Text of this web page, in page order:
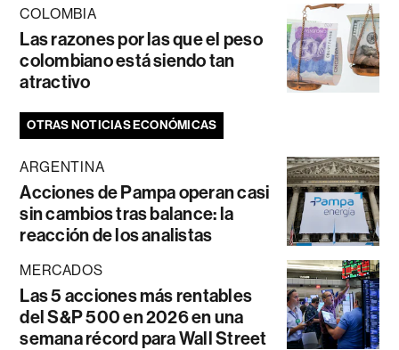
COLOMBIA
Las razones por las que el peso
colombiano está siendo tan
atractivo
OTRAS NOTICIAS ECONÓMICAS
ARGENTINA
Acciones de Pampa operan casi
sin cambios tras balance: la
reacción de los analistas
MERCADOS
Las 5 acciones más rentables
del S&P 500 en 2026 en una
semana récord para Wall Street